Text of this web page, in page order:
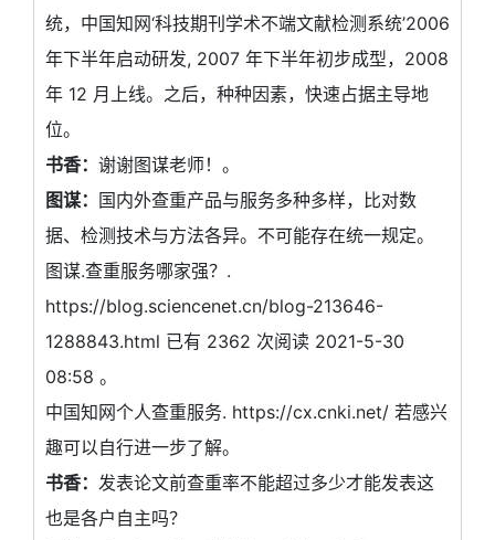
统，中国知网‘科技期刊学术不端文献检测系统’2006
年下半年启动研发, 2007 年下半年初步成型，2008
年 12 月上线。之后，种种因素，快速占据主导地
位。
书香： 谢谢图谋老师！。
图谋： 国内外查重产品与服务多种多样，比对数
据、检测技术与方法各异。不可能存在统一规定。
图谋.查重服务哪家强？.
https://blog.sciencenet.cn/blog-213646-
1288843.html 已有 2362 次阅读 2021-5-30
08:58 。
中国知网个人查重服务. https://cx.cnki.net/ 若感兴
趣可以自行进一步了解。
书香： 发表论文前查重率不能超过多少才能发表这
也是各户自主吗？